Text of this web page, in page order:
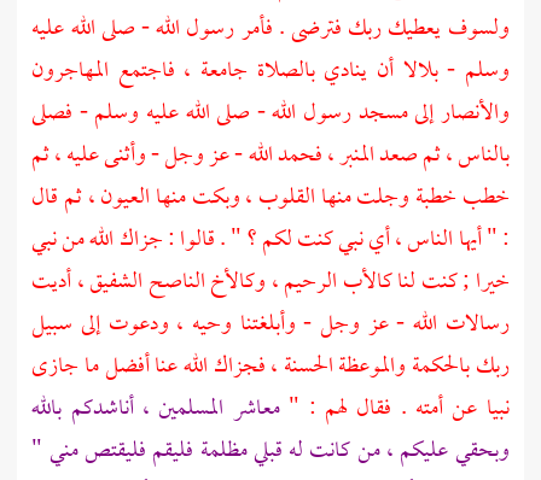
ولسوف يعطيك ربك فترضى . فأمر رسول الله - صلى الله عليه
وسلم -بلالاأن ينادي بالصلاة جامعة ، فاجتمع المهاجرون
والأنصار إلى مسجد رسول الله - صلى الله عليه وسلم - فصلى
بالناس ، ثم صعد المنبر ، فحمد الله - عز وجل - وأثنى عليه ، ثم
خطب خطبة وجلت منها القلوب ، وبكت منها العيون ، ثم قال
: " أيها الناس ، أي نبي كنت لكم ؟ " . قالوا : جزاك الله من نبي
خيرا ; كنت لنا كالأب الرحيم ، وكالأخ الناصح الشفيق ، أديت
رسالات الله - عز وجل - وأبلغتنا وحيه ، ودعوت إلى سبيل
ربك بالحكمة والموعظة الحسنة ، فجزاك الله عنا أفضل ما جازى
نبيا عن أمته . فقال لهم : "معاشر المسلمين ، أناشدكم بالله
وبحقي عليكم ، من كانت له قبلي مظلمة فليقم فليقتص مني "